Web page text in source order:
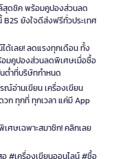
สุดชิค พร้อมคูปองส่วนลด
ยังใจดีส่งฟรีทั่วประเทศ
ด้เลย! ลดแรงทุกเดือน ทั้ง
มคูปองส่วนลดพิเศษเมื่อซื้อ
ต่ำที่บริษัทกำหนด
ณ์อ่านเขียน เครื่องเขียน
ก ทุกที่ ทุกเวลา แค่มี App
เศษเฉพาะสมาชิก! คลิกเลย
#เครื่องเขียนออนไลน์ #ซื้อ